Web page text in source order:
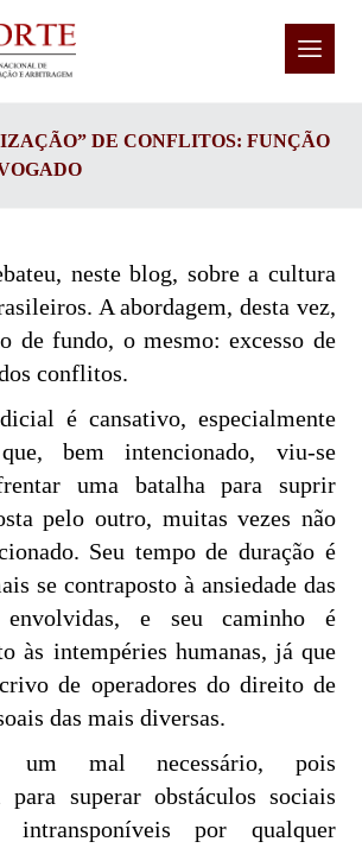
DE CONFLITOS: FUNÇÃO
neste blog, sobre a cultura
A abordagem, desta vez,
de fundo, o mesmo: excesso de
conflitos.
é cansativo, especialmente
bem intencionado, viu-se
uma batalha para suprir
pelo outro, muitas vezes não
Seu tempo de duração é
se contraposto à ansiedade das
envolvidas, e seu caminho é
às intempéries humanas, já que
de operadores do direito de
das mais diversas.
um mal necessário, pois
para superar obstáculos sociais
intransponíveis por qualquer